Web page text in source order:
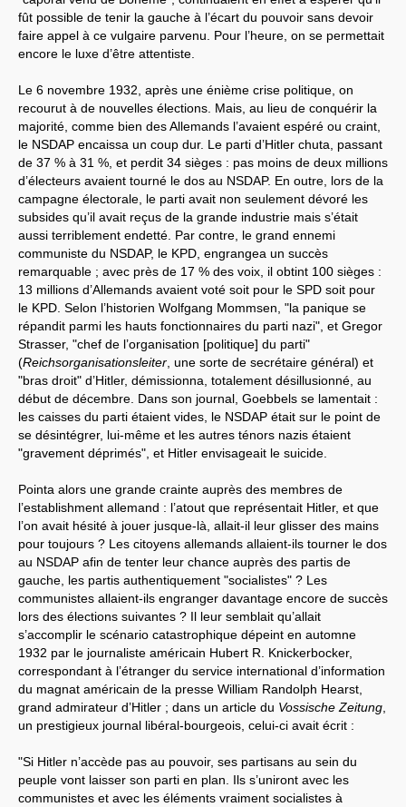
fût possible de tenir la gauche à l’écart du pouvoir sans devoir
faire appel à ce vulgaire parvenu. Pour l’heure, on se permettait
encore le luxe d’être attentiste.
Le 6 novembre 1932, après une énième crise politique, on
recourut à de nouvelles élections. Mais, au lieu de conquérir la
majorité, comme bien des Allemands l’avaient espéré ou craint,
le NSDAP encaissa un coup dur. Le parti d’Hitler chuta, passant
de 37 % à 31 %, et perdit 34 sièges : pas moins de deux millions
d’électeurs avaient tourné le dos au NSDAP. En outre, lors de la
campagne électorale, le parti avait non seulement dévoré les
subsides qu’il avait reçus de la grande industrie mais s’était
aussi terriblement endetté. Par contre, le grand ennemi
communiste du NSDAP, le KPD, engrangea un succès
remarquable ; avec près de 17 % des voix, il obtint 100 sièges :
13 millions d’Allemands avaient voté soit pour le SPD soit pour
le KPD. Selon l’historien Wolfgang Mommsen, "la panique se
répandit parmi les hauts fonctionnaires du parti nazi", et Gregor
Strasser, "chef de l’organisation [politique] du parti"
(Reichsorganisationsleiter , une sorte de secrétaire général) et
"bras droit" d’Hitler, démissionna, totalement désillusionné, au
début de décembre. Dans son journal, Goebbels se lamentait :
les caisses du parti étaient vides, le NSDAP était sur le point de
se désintégrer, lui-même et les autres ténors nazis étaient
"gravement déprimés", et Hitler envisageait le suicide.
Pointa alors une grande crainte auprès des membres de
l’establishment allemand : l’atout que représentait Hitler, et que
l’on avait hésité à jouer jusque-là, allait-il leur glisser des mains
pour toujours ? Les citoyens allemands allaient-ils tourner le dos
au NSDAP afin de tenter leur chance auprès des partis de
gauche, les partis authentiquement "socialistes" ? Les
communistes allaient-ils engranger davantage encore de succès
lors des élections suivantes ? Il leur semblait qu’allait
s’accomplir le scénario catastrophique dépeint en automne
1932 par le journaliste américain Hubert R. Knickerbocker,
correspondant à l’étranger du service international d’information
du magnat américain de la presse William Randolph Hearst,
grand admirateur d’Hitler ; dans un article du Vossische Zeitung
un prestigieux journal libéral-bourgeois, celui-ci avait écrit :
"Si Hitler n’accède pas au pouvoir, ses partisans au sein du
peuple vont laisser son parti en plan. Ils s’uniront avec les
communistes et avec les éléments vraiment socialistes à